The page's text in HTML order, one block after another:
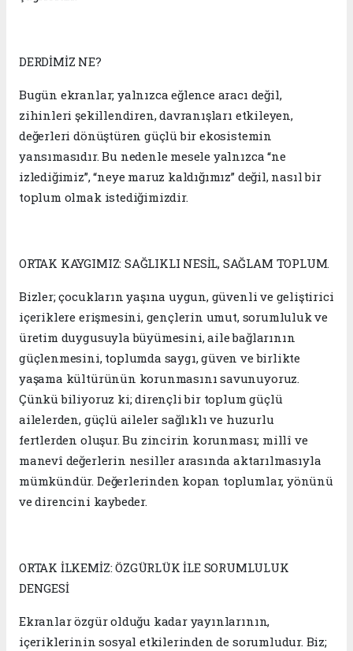
DERDİMİZ NE?
Bugün ekranlar; yalnızca eğlence aracı değil,
zihinleri şekillendiren, davranışları etkileyen,
değerleri dönüştüren güçlü bir ekosistemin
yansımasıdır. Bu nedenle mesele yalnızca “ne
izlediğimiz”, “neye maruz kaldığımız” değil, nasıl bir
toplum olmak istediğimizdir.
ORTAK KAYGIMIZ: SAĞLIKLI NESİL, SAĞLAM TOPLUM.
Bizler; çocukların yaşına uygun, güvenli ve geliştirici
içeriklere erişmesini, gençlerin umut, sorumluluk ve
üretim duygusuyla büyümesini, aile bağlarının
güçlenmesini, toplumda saygı, güven ve birlikte
yaşama kültürünün korunmasını savunuyoruz.
Çünkü biliyoruz ki; dirençli bir toplum güçlü
ailelerden, güçlü aileler sağlıklı ve huzurlu
fertlerden oluşur. Bu zincirin korunması; millî ve
manevî değerlerin nesiller arasında aktarılmasıyla
mümkündür. Değerlerinden kopan toplumlar, yönünü
ve direncini kaybeder.
ORTAK İLKEMİZ: ÖZGÜRLÜK İLE SORUMLULUK
DENGESİ
Ekranlar özgür olduğu kadar yayınlarının,
içeriklerinin sosyal etkilerinden de sorumludur. Biz;